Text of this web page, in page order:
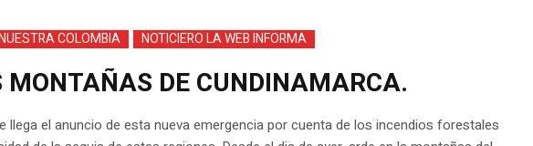
COLOMBIA NOTICIERO LA WEB INFORMA
MONTAÑAS DE CUNDINAMARCA.
llega el anuncio de esta nueva emergencia por cuenta de los incendios forestales